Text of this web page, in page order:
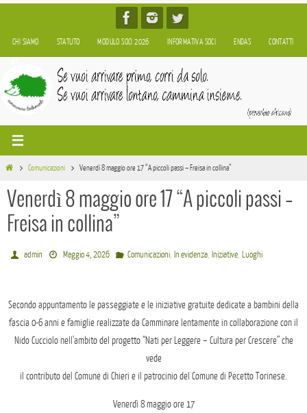
contenuto
CHI SIAMO STATUTO MODULO SOCI 2026 INFORMATIVA SOCI ENDAS CONTATTI
HomeComunicazioni Venerdì 8 maggio ore 17 “A piccoli passi – Freisa in collina”
Venerdì 8 maggio ore 17 “A piccoli passi –
Freisa in collina”
admin Maggio 4, 2026 Comunicazioni, In evidenza, Iniziative, Luoghi
Secondo appuntamento le passeggiate e le iniziative gratuite dedicate a bambini della
fascia 0-6 anni e famiglie realizzate da Camminare lentamente in collaborazione con il
Nido Cucciolo nell’ambito del progetto “Nati per Leggere – Cultura per Crescere” che
vede
il contributo del Comune di Chieri e il patrocinio del Comune di Pecetto Torinese.
Venerdì 8 maggio ore 17